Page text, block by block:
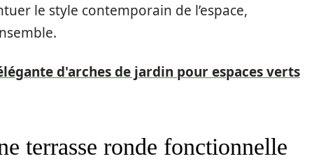
le style contemporain de l’espace,
d'arches de jardin pour espaces verts
terrasse ronde fonctionnelle